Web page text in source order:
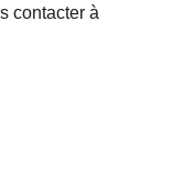
contacter à